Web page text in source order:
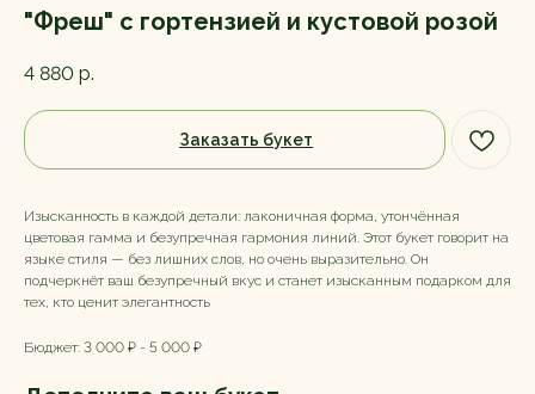
"Фреш" с гортензией и кустовой розой
4 880 р.
Заказать букет
Изысканность в каждой детали: лаконичная форма, утончённая
цветовая гамма и безупречная гармония линий. Этот букет говорит на
языке стиля — без лишних слов, но очень выразительно. Он
подчеркнёт ваш безупречный вкус и станет изысканным подарком для
тех, кто ценит элегантность
Бюджет: 3 000 ₽ - 5 000 ₽